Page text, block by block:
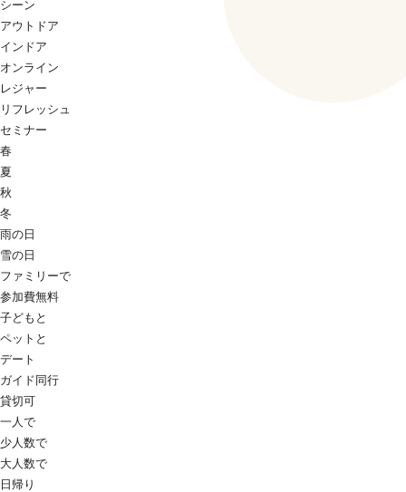
シーン
アウトドア
インドア
オンライン
レジャー
リフレッシュ
セミナー
春
夏
秋
冬
雨の日
雪の日
ファミリーで
参加費無料
子どもと
ペットと
デート
ガイド同行
貸切可
一人で
少人数で
大人数で
日帰り